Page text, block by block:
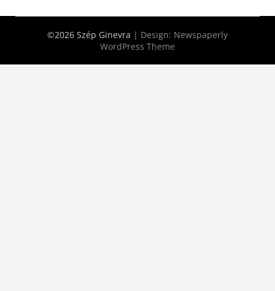
©2026 Szép Ginevra | Design: Newspaperly
WordPress Theme